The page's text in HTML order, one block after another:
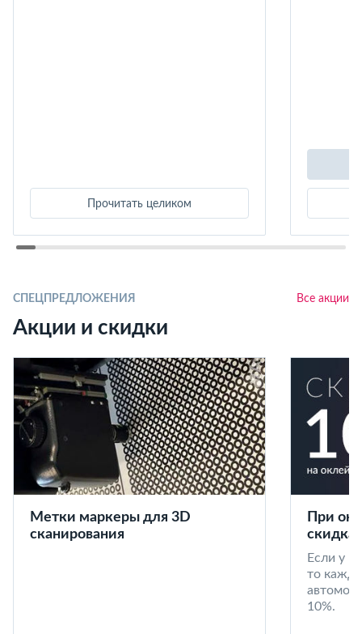
Прочитать целиком
СПЕЦПРЕДЛОЖЕНИЯ Все акции
Акции и скидки
Метки маркеры для 3D
сканирования
При
скидка
Если у
то
10%.